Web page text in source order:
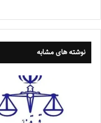
نوشته های مشابه